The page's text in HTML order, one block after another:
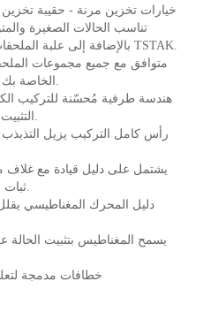
تناسب الحالات الصغيرة
بالإضافة إلى علبة الملحقات المتوافقة مع TSTAK.
الخاصة بك في مكان واحد.
التثبيت وتقليل الخروج.
ثبات التثبيت والتحكم.
9. 1 خطافات مدمجة